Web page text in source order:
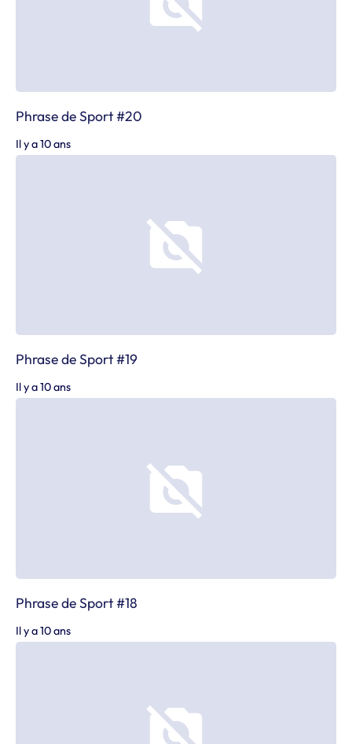
Phrase de Sport #20
Il y a 10 ans
Phrase de Sport #19
Il y a 10 ans
Phrase de Sport #18
Il y a 10 ans